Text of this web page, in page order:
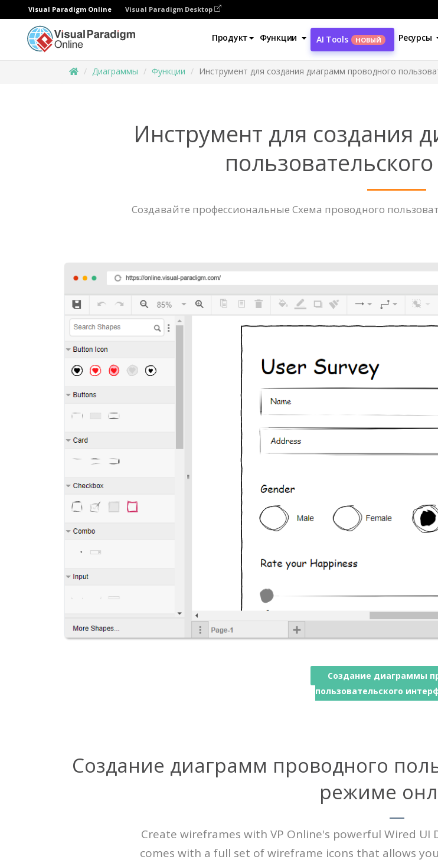
Visual Paradigm Online Visual Paradigm Desktop
Продукт Функции AI Tools НОВЫЙ Ресурсы
Диаграммы Функции Инструмент для создания диаграмм проводного
Инструмент для создания
Создавайте профессиональные Схема проводного
Создание диаграммы
пользовательского
Создание диаграмм проводного
режиме
Create wireframes with VP Online's powerful Wired
comes with a full set of wireframe icons that allows